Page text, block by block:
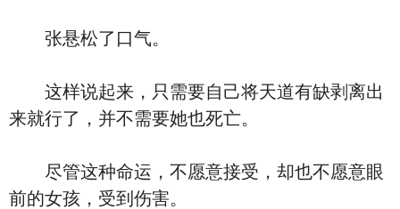
张悬松了口气。
这样说起来，只需要自己将天道有缺剥离出
来就行了，并不需要她也死亡。
尽管这种命运，不愿意接受，却也不愿意眼
前的女孩，受到伤害。